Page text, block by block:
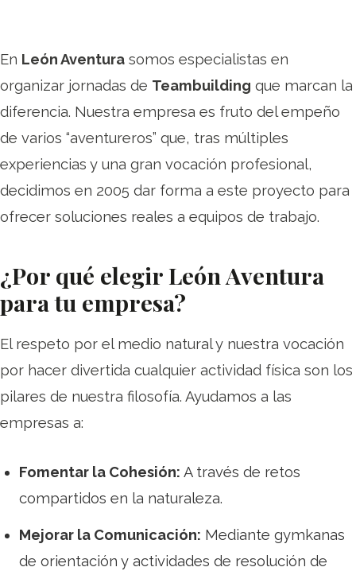
En León Aventura somos especialistas en
organizar jornadas de Teambuilding que marcan la
diferencia. Nuestra empresa es fruto del empeño
de varios “aventureros” que, tras múltiples
experiencias y una gran vocación profesional,
decidimos en 2005 dar forma a este proyecto para
ofrecer soluciones reales a equipos de trabajo.
¿Por qué elegir León Aventura
para tu empresa?
El respeto por el medio natural y nuestra vocación
por hacer divertida cualquier actividad física son los
pilares de nuestra filosofía. Ayudamos a las
empresas a:
Fomentar la Cohesión: A través de retos
compartidos en la naturaleza.
Mejorar la Comunicación: Mediante gymkanas
de orientación y actividades de resolución de